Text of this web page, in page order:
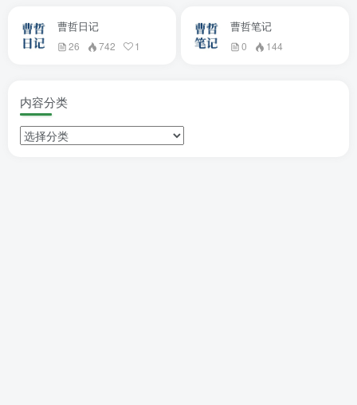
曹哲日记
26 742 1
曹哲笔记
0 144
内容分类